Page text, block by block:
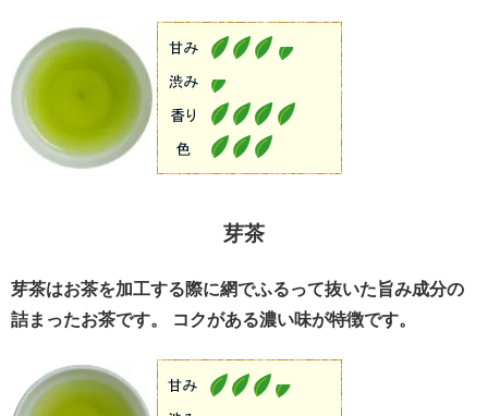
芽茶
芽茶はお茶を加工する際に網でふるって抜いた旨み成分の
詰まったお茶です。 コクがある濃い味が特徴です。